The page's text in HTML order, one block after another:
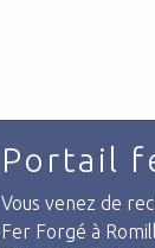
Portail
Vous venez de
Fer Forgé à